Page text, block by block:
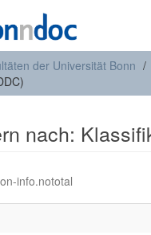
der Universität Bonn
nach:
info.nototal